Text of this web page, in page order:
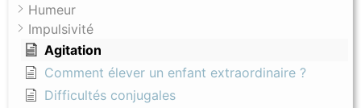
Humeur
Impulsivité
Agitation
Comment élever un enfant extraordinaire ?
Difficultés conjugales